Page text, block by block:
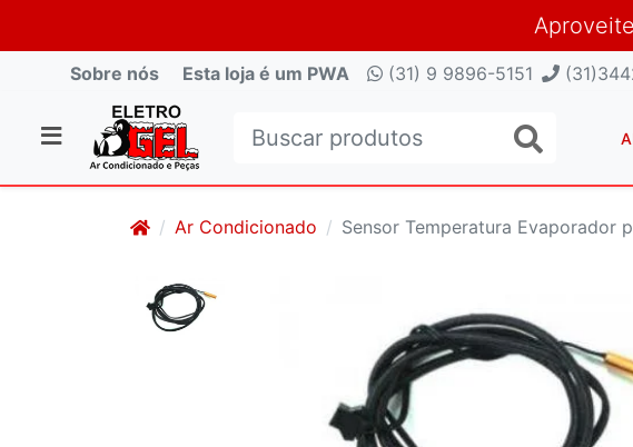
Sobre nós Esta loja é um PWA (31) 9 9896-5151
Ar Condicionado Sensor Temperatura Evaporador